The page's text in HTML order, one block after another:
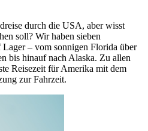
durch die USA, aber wisst
soll? Wir haben sieben
– vom sonnigen Florida über
bis hinauf nach Alaska. Zu allen
Reisezeit für Amerika mit dem
zur Fahrzeit.